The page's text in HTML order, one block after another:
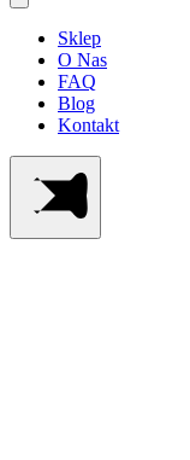
Sklep
O Nas
FAQ
Blog
Kontakt